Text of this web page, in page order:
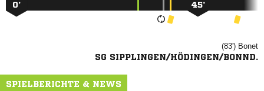
0’ 45’
(83') 
SG SIPPLINGEN/HÖDINGEN/BONND.
SPIELBERICHTE & NEWS